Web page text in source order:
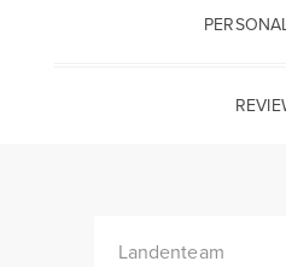
Landenteam